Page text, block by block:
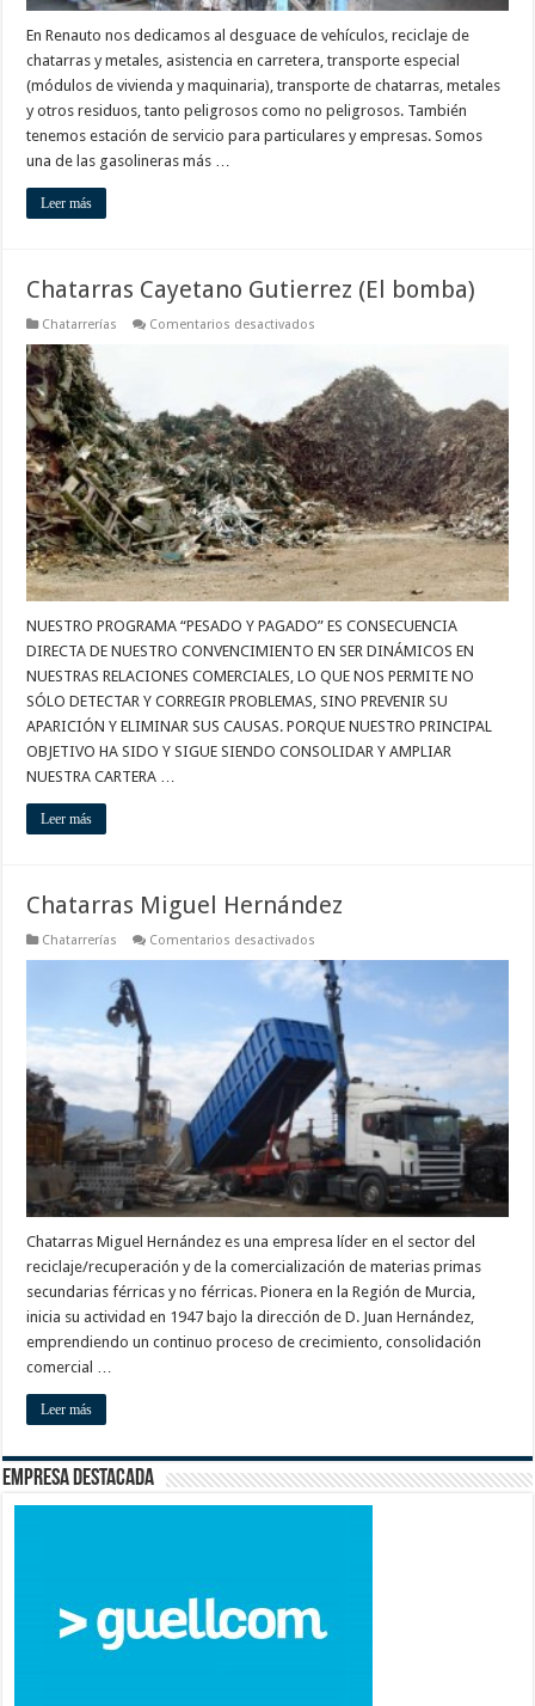
En Renauto nos dedicamos al desguace de vehículos, reciclaje de
chatarras y metales, asistencia en carretera, transporte especial
(módulos de vivienda y maquinaria), transporte de chatarras, metales
y otros residuos, tanto peligrosos como no peligrosos. También
tenemos estación de servicio para particulares y empresas. Somos
una de las gasolineras más …
Leer más
Chatarras Cayetano Gutierrez (El bomba)
Chatarrerías Comentarios desactivados
Gutierrez
(El
bomba)
NUESTRO PROGRAMA “PESADO Y PAGADO” ES CONSECUENCIA
DIRECTA DE NUESTRO CONVENCIMIENTO EN SER DINÁMICOS EN
NUESTRAS RELACIONES COMERCIALES, LO QUE NOS PERMITE NO
SÓLO DETECTAR Y CORREGIR PROBLEMAS, SINO PREVENIR SU
APARICIÓN Y ELIMINAR SUS CAUSAS. PORQUE NUESTRO PRINCIPAL
OBJETIVO HA SIDO Y SIGUE SIENDO CONSOLIDAR Y AMPLIAR
NUESTRA CARTERA …
Leer más
Chatarras Miguel Hernández
Chatarrerías Comentarios desactivados
Miguel
Hernández
Chatarras Miguel Hernández es una empresa líder en el sector del
reciclaje/recuperación y de la comercialización de materias primas
secundarias férricas y no férricas. Pionera en la Región de Murcia,
inicia su actividad en 1947 bajo la dirección de D. Juan Hernández,
emprendiendo un continuo proceso de crecimiento, consolidación
comercial …
Leer más
Empresa destacada